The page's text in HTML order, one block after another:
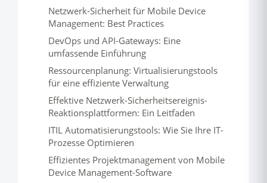
Netzwerk-Sicherheit für Mobile Device
Management: Best Practices
DevOps und API-Gateways: Eine
umfassende Einführung
Ressourcenplanung: Virtualisierungstools
für eine effiziente Verwaltung
Effektive Netzwerk-Sicherheitsereignis-
Reaktionsplattformen: Ein Leitfaden
ITIL Automatisierungstools: Wie Sie Ihre IT-
Prozesse Optimieren
Effizientes Projektmanagement von Mobile
Device Management-Software